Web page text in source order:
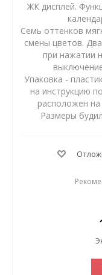
ЖК дисплей.
Семь оттенков
смены цветов.
при нажатии
Упаковка -
на инструкцию
расположен на
Размеры